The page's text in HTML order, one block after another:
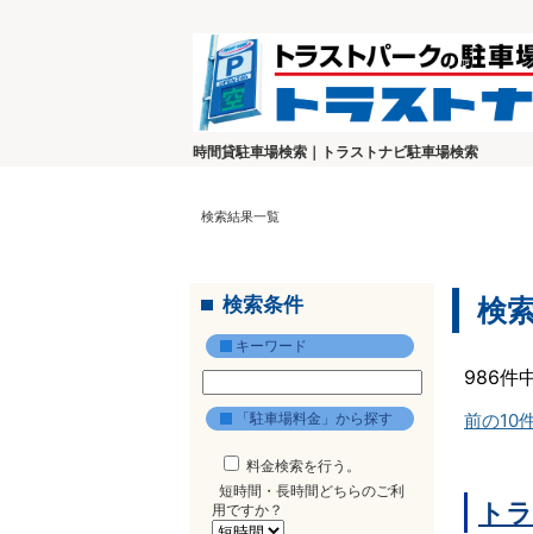
時間貸駐車場検索｜トラストナビ駐車場検索
検索結果一覧
検索条件
キーワード
「駐車場料金」から探す
料金検索を行う。
短時間・長時間どちらのご利
用ですか？
検
986件
前の10
ト